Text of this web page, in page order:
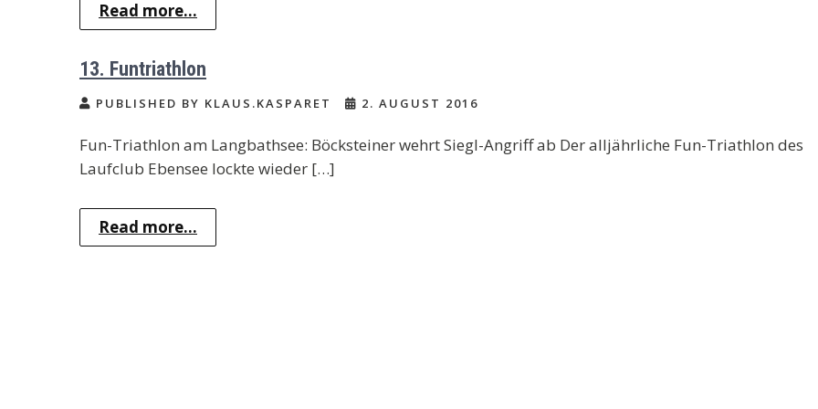
Read more...
13. Funtriathlon
PUBLISHED BY KLAUS.KASPARET 2. AUGUST 2016
Fun-Triathlon am Langbathsee: Böcksteiner wehrt Siegl-Angriff ab Der alljährliche Fun-Triathlon des
Laufclub Ebensee lockte wieder […]
Read more...